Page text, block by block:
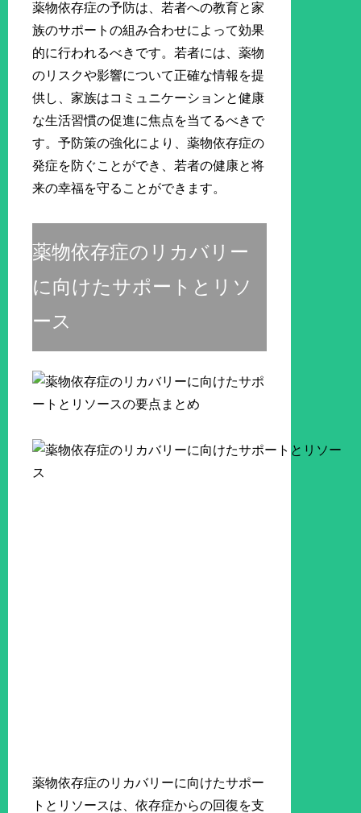
薬物依存症の予防は、若者への教育と家
族のサポートの組み合わせによって効果
的に行われるべきです。若者には、薬物
のリスクや影響について正確な情報を提
供し、家族はコミュニケーションと健康
な生活習慣の促進に焦点を当てるべきで
す。予防策の強化により、薬物依存症の
発症を防ぐことができ、若者の健康と将
来の幸福を守ることができます。
薬物依存症のリカバリー
に向けたサポートとリソ
ース
薬物依存症のリカバリーに向けたサポー
トとリソースは、依存症からの回復を支